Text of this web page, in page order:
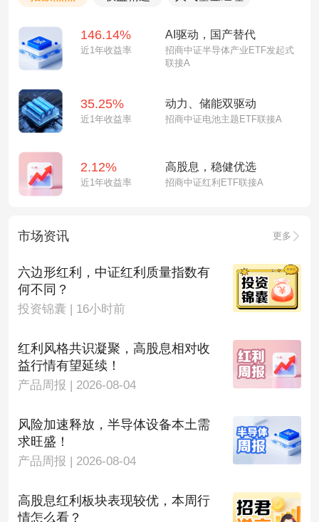
146.14%
近1年收益率
AI驱动，国产替代
招商中证半导体产业ETF发起式
联接A
35.25%
近1年收益率
动力、储能双驱动
招商中证电池主题ETF联接A
2.12%
近1年收益率
高股息，稳健优选
招商中证红利ETF联接A
市场资讯 更多
六边形红利，中证红利质量指数有
何不同？
投资锦囊 | 16小时前
红利风格共识凝聚，高股息相对收
益行情有望延续！
产品周报 | 2026-08-04
风险加速释放，半导体设备本土需
求旺盛！
产品周报 | 2026-08-04
高股息红利板块表现较优，本周行
情怎么看？